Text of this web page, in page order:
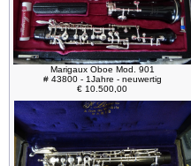
Marigaux Oboe Mod. 901
# 43800 - 1Jahre - neuwertig
€ 10.500,00